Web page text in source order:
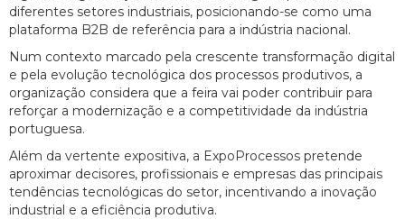
diferentes setores industriais, posicionando-se como uma
plataforma B2B de referência para a indústria nacional.
Num contexto marcado pela crescente transformação digital
e pela evolução tecnológica dos processos produtivos, a
organização considera que a feira vai poder contribuir para
reforçar a modernização e a competitividade da indústria
portuguesa.
Além da vertente expositiva, a ExpoProcessos pretende
aproximar decisores, profissionais e empresas das principais
tendências tecnológicas do setor, incentivando a inovação
industrial e a eficiência produtiva.